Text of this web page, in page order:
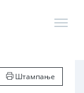
Штампање